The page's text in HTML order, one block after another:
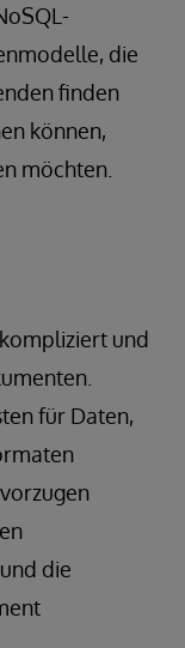
die
finden
können,
möchten.
und
für Daten,
die